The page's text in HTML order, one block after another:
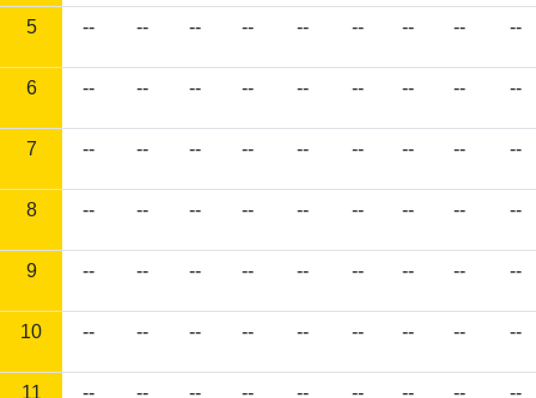
5 -- -- -- -- -- -- -- -- --
6 -- -- -- -- -- -- -- -- --
7 -- -- -- -- -- -- -- -- --
8 -- -- -- -- -- -- -- -- --
9 -- -- -- -- -- -- -- -- --
10 -- -- -- -- -- -- -- -- --
11 -- -- -- -- -- -- -- -- --